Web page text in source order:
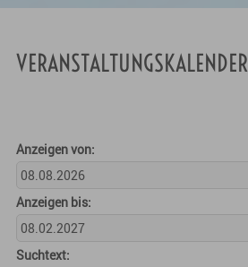
VERANSTALTUNGSKALENDER
Anzeigen von:
Anzeigen bis:
Suchtext: